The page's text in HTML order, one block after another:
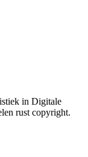
in Digitale
rust copyright.